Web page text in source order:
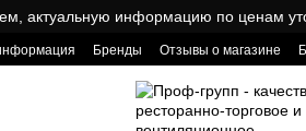
актуальную информацию по ценам
Бренды Отзывы о магазине